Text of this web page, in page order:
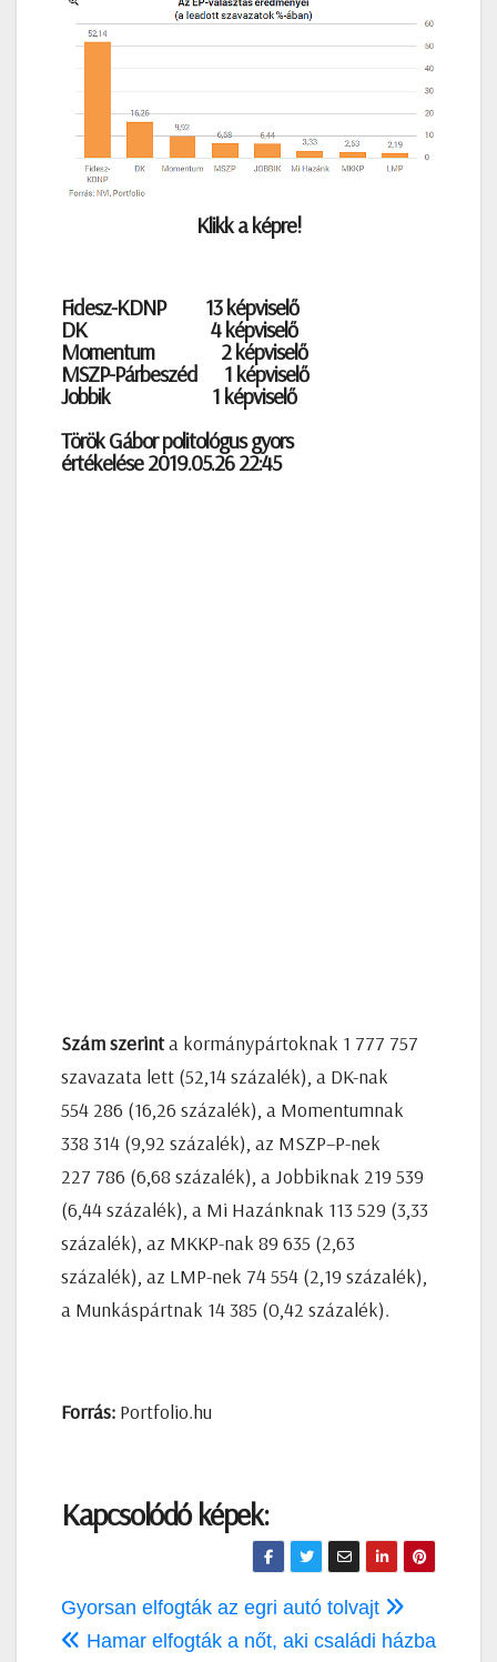
Klikk a képre!
Fidesz-KDNP13 képviselő
DK4 képviselő
Momentum
2 képviselő
MSZP-Párbeszéd 1 képviselő
Jobbik
1 képviselő
Török Gábor politológus gyors
értékelése2019.05.26 22:45
Szám szerinta kormánypártoknak 1 777 757
szavazata lett (52,14 százalék), a DK-nak
554 286 (16,26 százalék), a Momentumnak
338 314 (9,92 százalék), az MSZP–P-nek
227 786 (6,68 százalék), a Jobbiknak 219 539
(6,44 százalék), a Mi Hazánknak 113 529 (3,33
százalék), az MKKP-nak 89 635 (2,63
százalék), az LMP-nek 74 554 (2,19 százalék),
a Munkáspártnak 14 385 (0,42 százalék).
Forrás: Portfolio.hu
Kapcsolódó képek:
Bejegyzés
navigáció
Gyorsan elfogták az egri autó tolvajt
Hamar elfogták a nőt, aki családi házba